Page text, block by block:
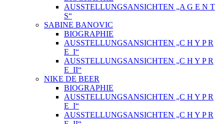
AUSSTELLUNGSANSICHTEN „A G E N T
S“
SABINE BANOVIC
BIOGRAPHIE
AUSSTELLUNGSANSICHTEN „C H Y P R
E_I“
AUSSTELLUNGSANSICHTEN „C H Y P R
E_II“
NIKE DE BEER
BIOGRAPHIE
AUSSTELLUNGSANSICHTEN „C H Y P R
E_I“
AUSSTELLUNGSANSICHTEN „C H Y P R